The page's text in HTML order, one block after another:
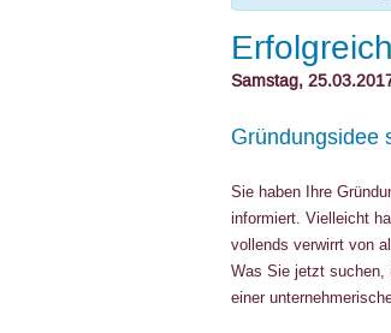
Samstag,
Gründungsidee
Sie haben Ihre
informiert. Vielleicht
vollends verwirrt von
Was Sie jetzt suchen,
einer